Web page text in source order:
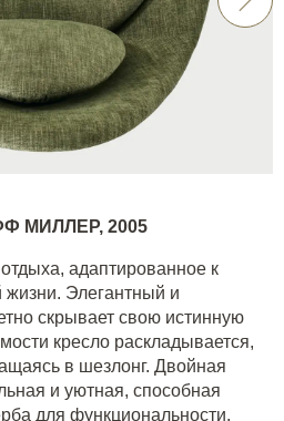
МИЛЛЕР, 2005
адаптированное к
жизни. Элегантный и
скрывает свою истинную
кресло раскладывается,
в шезлонг. Двойная
и уютная, способная
для функциональности.